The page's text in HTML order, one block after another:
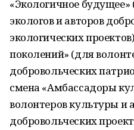
«Экологичное будущее»
экологов и авторов
экологических
поколений» (для
добровольческих
смена «Амбассадоры
волонтеров культуры и
добровольческих